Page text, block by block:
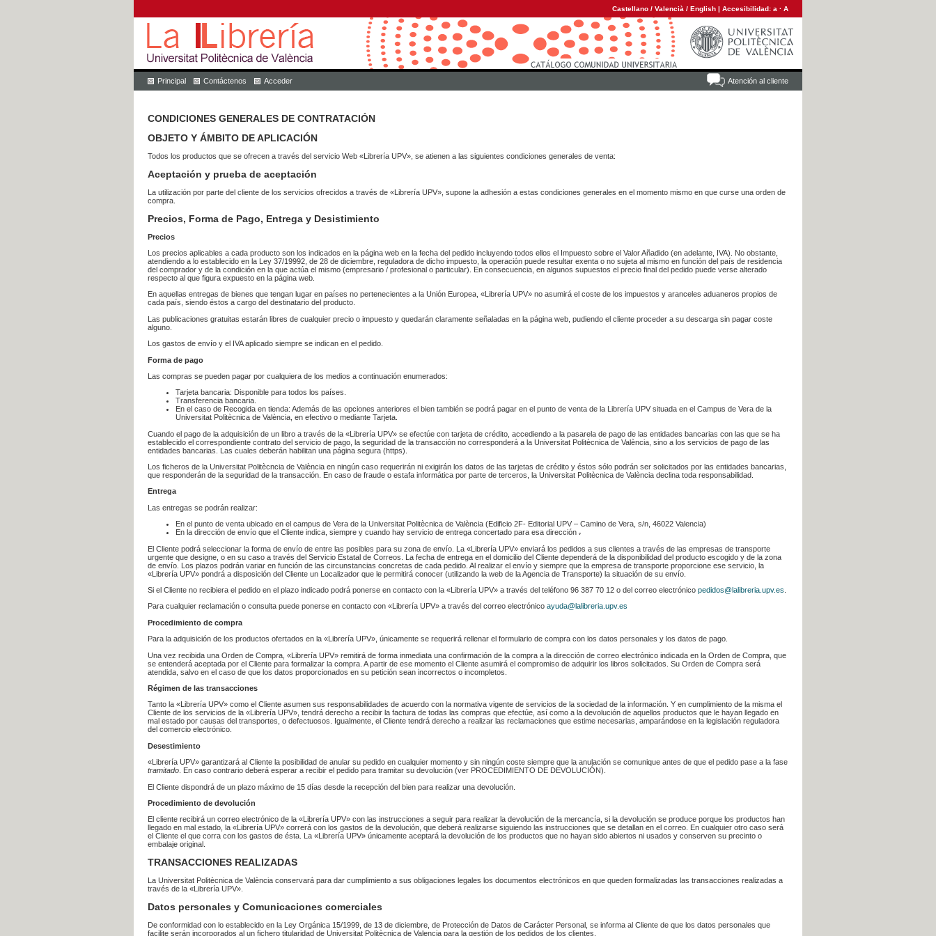
Castellano / Valencià / English | Accesibilidad: a · A
Atención al cliente
Principal Contáctenos Acceder
CONDICIONES GENERALES DE CONTRATACIÓN
OBJETO Y ÁMBITO DE APLICACIÓN
Todos los productos que se ofrecen a través del servicio Web «Librería UPV», se atienen a las siguientes condiciones generales de venta:
Aceptación y prueba de aceptación
La utilización por parte del cliente de los servicios ofrecidos a través de «Librería UPV», supone la adhesión a estas condiciones generales en el momento mismo en que curse una orden de
compra.
Precios, Forma de Pago, Entrega y Desistimiento
Precios
Los precios aplicables a cada producto son los indicados en la página web en la fecha del pedido incluyendo todos ellos el Impuesto sobre el Valor Añadido (en adelante, IVA). No obstante,
atendiendo a lo establecido en la Ley 37/19992, de 28 de diciembre, reguladora de dicho impuesto, la operación puede resultar exenta o no sujeta al mismo en función del país de residencia
del comprador y de la condición en la que actúa el mismo (empresario / profesional o particular). En consecuencia, en algunos supuestos el precio final del pedido puede verse alterado
respecto al que figura expuesto en la página web.
En aquellas entregas de bienes que tengan lugar en países no pertenecientes a la Unión Europea, «Librería UPV» no asumirá el coste de los impuestos y aranceles aduaneros propios de
cada país, siendo éstos a cargo del destinatario del producto.
Las publicaciones gratuitas estarán libres de cualquier precio o impuesto y quedarán claramente señaladas en la página web, pudiendo el cliente proceder a su descarga sin pagar coste
alguno.
Los gastos de envío y el IVA aplicado siempre se indican en el pedido.
Forma de pago
Las compras se pueden pagar por cualquiera de los medios a continuación enumerados:
Tarjeta bancaria: Disponible para todos los países.
Transferencia bancaria.
En el caso de Recogida en tienda: Además de las opciones anteriores el bien también se podrá pagar en el punto de venta de la Librería UPV situada en el Campus de Vera de la
Universitat Politècnica de València, en efectivo o mediante Tarjeta.
Cuando el pago de la adquisición de un libro a través de la «Librería UPV» se efectúe con tarjeta de crédito, accediendo a la pasarela de pago de las entidades bancarias con las que se ha
establecido el correspondiente contrato del servicio de pago, la seguridad de la transacción no corresponderá a la Universitat Politècnica de València, sino a los servicios de pago de las
entidades bancarias. Las cuales deberán habilitan una página segura (https).
Los ficheros de la Universitat Politècncia de València en ningún caso requerirán ni exigirán los datos de las tarjetas de crédito y éstos sólo podrán ser solicitados por las entidades bancarias,
que responderán de la seguridad de la transacción. En caso de fraude o estafa informática por parte de terceros, la Universitat Politècnica de València declina toda responsabilidad.
Entrega
Las entregas se podrán realizar:
En el punto de venta ubicado en el campus de Vera de la Universitat Politècnica de València (Edificio 2F- Editorial UPV – Camino de Vera, s/n, 46022 Valencia)
En la dirección de envío que el Cliente indica, siempre y cuando hay servicio de entrega concertado para esa dirección .
El Cliente podrá seleccionar la forma de envío de entre las posibles para su zona de envío. La «Librería UPV» enviará los pedidos a sus clientes a través de las empresas de transporte
urgente que designe, o en su caso a través del Servicio Estatal de Correos. La fecha de entrega en el domicilio del Cliente dependerá de la disponibilidad del producto escogido y de la zona
de envío. Los plazos podrán variar en función de las circunstancias concretas de cada pedido. Al realizar el envío y siempre que la empresa de transporte proporcione ese servicio, la
«Librería UPV» pondrá a disposición del Cliente un Localizador que le permitirá conocer (utilizando la web de la Agencia de Transporte) la situación de su envío.
Si el Cliente no recibiera el pedido en el plazo indicado podrá ponerse en contacto con la «Librería UPV» a través del teléfono 96 387 70 12 o del correo electrónico pedidos@lalibreria.upv.es
Para cualquier reclamación o consulta puede ponerse en contacto con «Librería UPV» a través del correo electrónico ayuda@lalibreria.upv.es
Procedimiento de compra
Para la adquisición de los productos ofertados en la «Librería UPV», únicamente se requerirá rellenar el formulario de compra con los datos personales y los datos de pago.
Una vez recibida una Orden de Compra, «Librería UPV» remitirá de forma inmediata una confirmación de la compra a la dirección de correo electrónico indicada en la Orden de Compra, que
se entenderá aceptada por el Cliente para formalizar la compra. A partir de ese momento el Cliente asumirá el compromiso de adquirir los libros solicitados. Su Orden de Compra será
atendida, salvo en el caso de que los datos proporcionados en su petición sean incorrectos o incompletos.
Régimen de las transacciones
Tanto la «Librería UPV» como el Cliente asumen sus responsabilidades de acuerdo con la normativa vigente de servicios de la sociedad de la información. Y en cumplimiento de la misma el
Cliente de los servicios de la «Librería UPV», tendrá derecho a recibir la factura de todas las compras que efectúe, así como a la devolución de aquellos productos que le hayan llegado en
mal estado por causas del transportes, o defectuosos. Igualmente, el Cliente tendrá derecho a realizar las reclamaciones que estime necesarias, amparándose en la legislación reguladora
del comercio electrónico.
Desestimiento
«Librería UPV» garantizará al Cliente la posibilidad de anular su pedido en cualquier momento y sin ningún coste siempre que la anulación se comunique antes de que el pedido pase a la fase
tramitado . En caso contrario deberá esperar a recibir el pedido para tramitar su devolución (ver PROCEDIMIENTO DE DEVOLUCIÓN).
El Cliente dispondrá de un plazo máximo de 15 días desde la recepción del bien para realizar una devolución.
Procedimiento de devolución
El cliente recibirá un correo electrónico de la «Librería UPV» con las instrucciones a seguir para realizar la devolución de la mercancía, si la devolución se produce porque los productos han
llegado en mal estado, la «Librería UPV» correrá con los gastos de la devolución, que deberá realizarse siguiendo las instrucciones que se detallan en el correo. En cualquier otro caso será
el Cliente el que corra con los gastos de ésta. La «Librería UPV» únicamente aceptará la devolución de los productos que no hayan sido abiertos ni usados y conserven su precinto o
embalaje original.
TRANSACCIONES REALIZADAS
La Universitat Politècnica de València conservará para dar cumplimiento a sus obligaciones legales los documentos electrónicos en que queden formalizadas las transacciones realizadas a
través de la «Librería UPV».
Datos personales y Comunicaciones comerciales
De conformidad con lo establecido en la Ley Orgánica 15/1999, de 13 de diciembre, de Protección de Datos de Carácter Personal, se informa al Cliente de que los datos personales que
facilite serán incorporados al un fichero titularidad de Universitat Politècnica de Valencia para la gestión de los pedidos de los clientes.